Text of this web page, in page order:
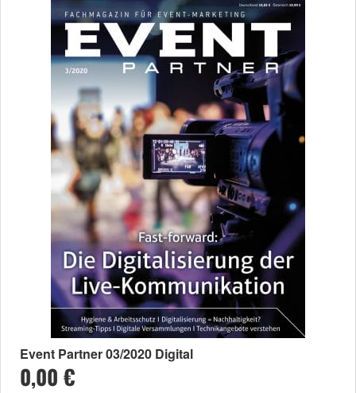
Event Partner 03/2020 Digital
0,00 €